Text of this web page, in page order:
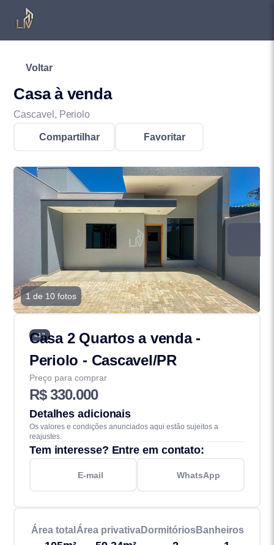
Voltar
Casa à venda
Cascavel, Periolo
Compartilhar Favoritar
1 de 10 fotos
412
Casa 2 Quartos a venda -
Periolo - Cascavel/PR
Preço para comprar
R$ 330.000
Detalhes adicionais
Os valores e condições anunciados aqui estão sujeitos a
reajustes.
Tem interesse? Entre em contato:
E-mail WhatsApp
Área total Área privativaDormitóriosBanheiros